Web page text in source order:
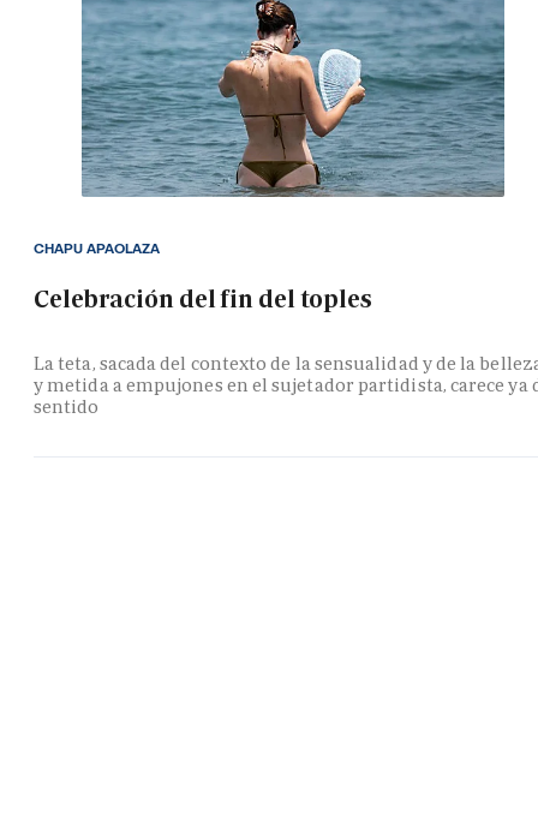
Celebración del fin del toples
La teta, sacada del contexto de la sensualidad y de la
y metida a empujones en el sujetador partidista, carece ya
sentido
CHAPU APAOLAZA